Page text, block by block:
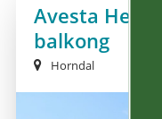
Avesta
balkong
Horndal